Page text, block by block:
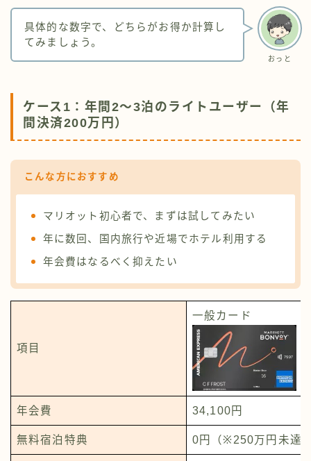
おっと
具体的な数字で、どちらがお得か計算し
てみましょう。
ケース1：年間2〜3泊のライトユーザー（年
間決済200万円）
こんな方におすすめ
マリオット初心者で、まずは試してみたい
年に数回、国内旅行や近場でホテル利用する
年会費はなるべく抑えたい
項目
一般カード
年会費 34,100円
無料宿泊特典 0円（※250万円未達